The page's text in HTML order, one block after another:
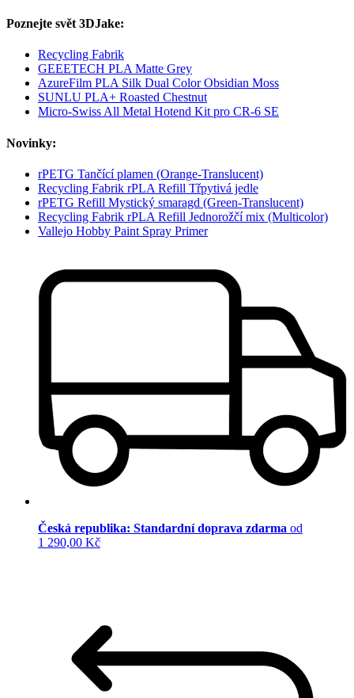
Poznejte svět 3DJake:
Recycling Fabrik
GEEETECH PLA Matte Grey
AzureFilm PLA Silk Dual Color Obsidian Moss
SUNLU PLA+ Roasted Chestnut
Micro-Swiss All Metal Hotend Kit pro CR-6 SE
Novinky:
rPETG Tančící plamen (Orange-Translucent)
Recycling Fabrik rPLA Refill Třpytivá jedle
rPETG Refill Mystický smaragd (Green-Translucent)
Recycling Fabrik rPLA Refill Jednorožčí mix (Multicolor)
Vallejo Hobby Paint Spray Primer
Česká republika: Standardní doprava zdarma od
1 290,00 Kč